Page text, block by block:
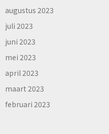
augustus 2023
juli 2023
juni 2023
mei 2023
april 2023
maart 2023
februari 2023